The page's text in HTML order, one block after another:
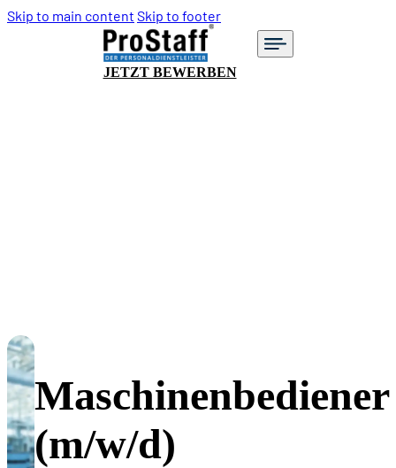
Skip to main content Skip to footer
JETZT BEWERBEN
Maschinenbediener
(m/w/d)